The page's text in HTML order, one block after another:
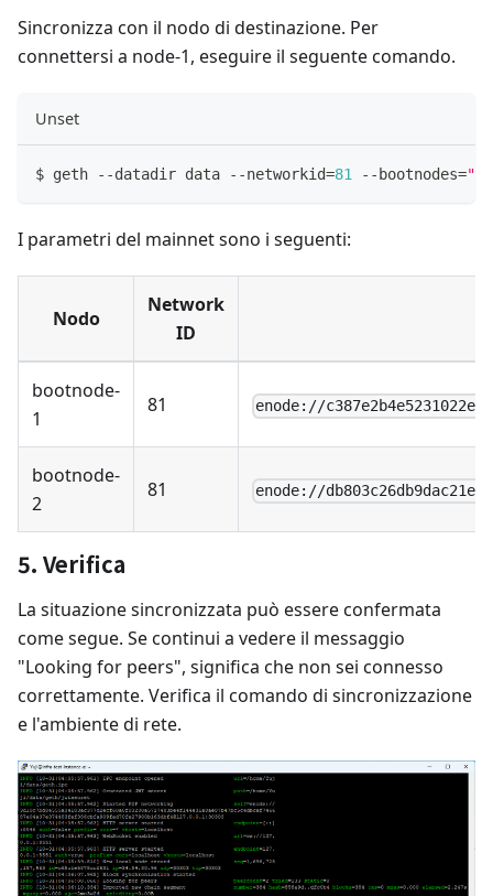
Sincronizza con il nodo di destinazione. Per
connettersi a node-1, eseguire il seguente comando.
Unset
$ geth --datadir data --networkid=81 -- bootnodes=
I parametri del mainnet sono i seguenti:
Nodo
Network
ID
bootnode-
1
81 enode://
bootnode-
2
81 enode://
5. Verifica
La situazione sincronizzata può essere confermata
come segue. Se continui a vedere il messaggio
"Looking for peers", significa che non sei connesso
correttamente. Verifica il comando di sincronizzazione
e l'ambiente di rete.